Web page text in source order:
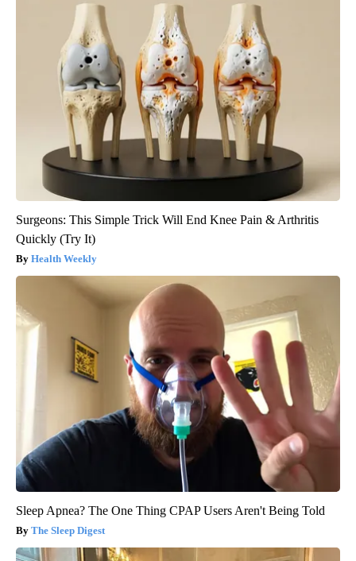
Surgeons: This Simple Trick Will End Knee Pain & Arthritis
Quickly (Try It)
Health Weekly
Sleep Apnea? The One Thing CPAP Users Aren't Being Told
The Sleep Digest